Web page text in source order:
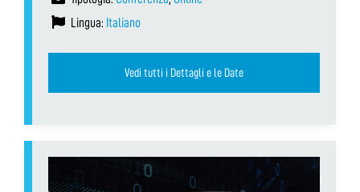
Lingua: Italiano
Vedi tutti i Dettagli e le Date